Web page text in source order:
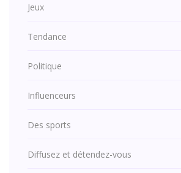
Jeux
Tendance
Politique
Influenceurs
Des sports
Diffusez et détendez-vous